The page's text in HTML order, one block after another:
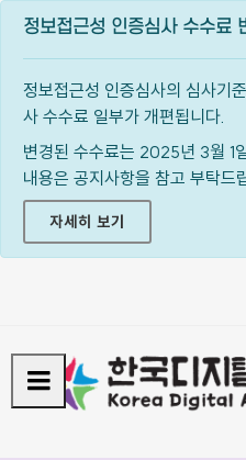
정보접근성 인증심사 수수료
정보접근성 인증심사의 심사기
사 수수료 일부가 개편됩니다.
변경된 수수료는 2025년 3월 1
내용은 공지사항을 참고 부탁드
자세히 보기